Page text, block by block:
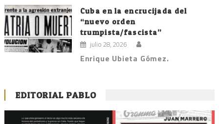
Cuba en la encrucijada del
“nuevo orden
trumpista/fascista”
julio 28, 2026
Enrique Ubieta Gómez.
EDITORIAL PABLO